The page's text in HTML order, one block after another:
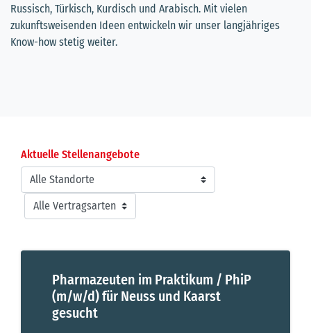
Russisch, Türkisch, Kurdisch und Arabisch. Mit vielen
zukunftsweisenden Ideen entwickeln wir unser langjähriges
Know-how stetig weiter.
Aktuelle Stellenangebote
Pharmazeuten im Praktikum / PhiP (m/w/d) für Neuss und
Pharmazeuten im Praktikum / PhiP
(m/w/d) für Neuss und Kaarst
gesucht